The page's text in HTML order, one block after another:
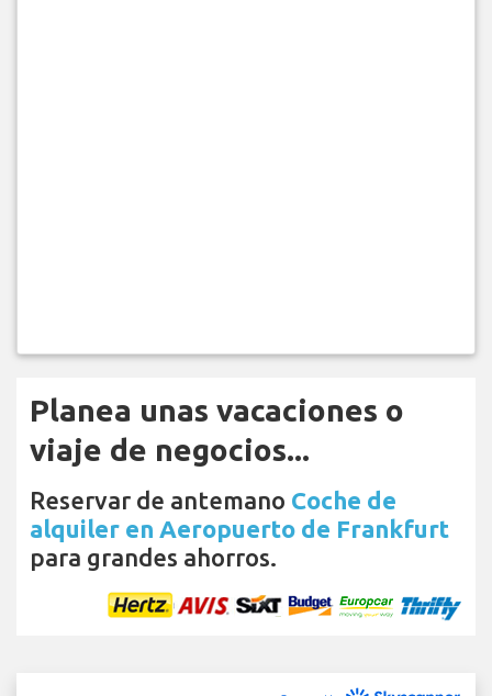
Planea unas vacaciones o
viaje de negocios...
Reservar de antemano Coche de
alquiler en Aeropuerto de Frankfurt
para grandes ahorros.